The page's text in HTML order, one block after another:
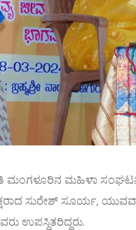
ಮಹಿಳಾ
ಸುರೇಶ್ ಸೂರ್ಯ,
ಉಪಸ್ಥಿತರಿದ್ದರು.